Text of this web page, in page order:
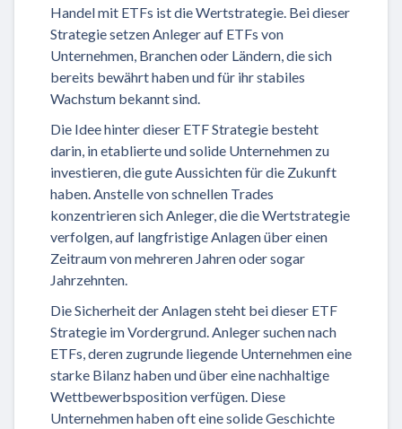
Handel mit ETFs ist die Wertstrategie. Bei dieser
Strategie setzen Anleger auf ETFs von
Unternehmen, Branchen oder Ländern, die sich
bereits bewährt haben und für ihr stabiles
Wachstum bekannt sind.
Die Idee hinter dieser ETF Strategie besteht
darin, in etablierte und solide Unternehmen zu
investieren, die gute Aussichten für die Zukunft
haben. Anstelle von schnellen Trades
konzentrieren sich Anleger, die die Wertstrategie
verfolgen, auf langfristige Anlagen über einen
Zeitraum von mehreren Jahren oder sogar
Jahrzehnten.
Die Sicherheit der Anlagen steht bei dieser ETF
Strategie im Vordergrund. Anleger suchen nach
ETFs, deren zugrunde liegende Unternehmen eine
starke Bilanz haben und über eine nachhaltige
Wettbewerbsposition verfügen. Diese
Unternehmen haben oft eine solide Geschichte